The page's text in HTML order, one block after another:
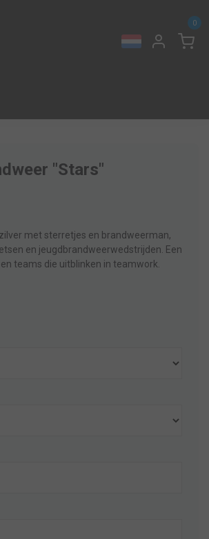
0
"Stars"
met sterretjes en brandweerman,
en jeugdbrandweerwedstrijden. Een
teams die uitblinken in teamwork.